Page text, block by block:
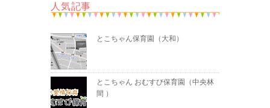
人気記事
とこちゃん保育園（大和）
とこちゃん おむすび保育園（中央林
間 ）